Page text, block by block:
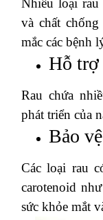
Nhiều loại rau
và chất
mắc các bệnh
Hỗ trợ
Rau chứa
phát triển của
Bảo
Các loại rau
carotenoid
sức khỏe mắt